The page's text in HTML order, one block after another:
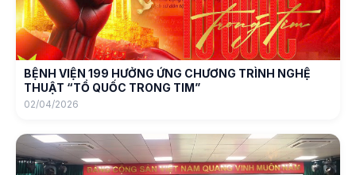
BỆNH VIỆN 199 HƯỞNG ỨNG CHƯƠNG TRÌNH NGHỆ
THUẬT “TỔ QUỐC TRONG TIM”
02/04/2026